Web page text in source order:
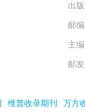
出版
邮编
主编
邮发
维普收录期刊 万方